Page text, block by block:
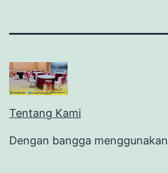
Tentang Kami
Dengan bangga menggunakan